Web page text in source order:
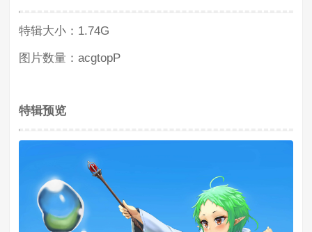
特辑大小：1.74G
图片数量：acgtopP
特辑预览